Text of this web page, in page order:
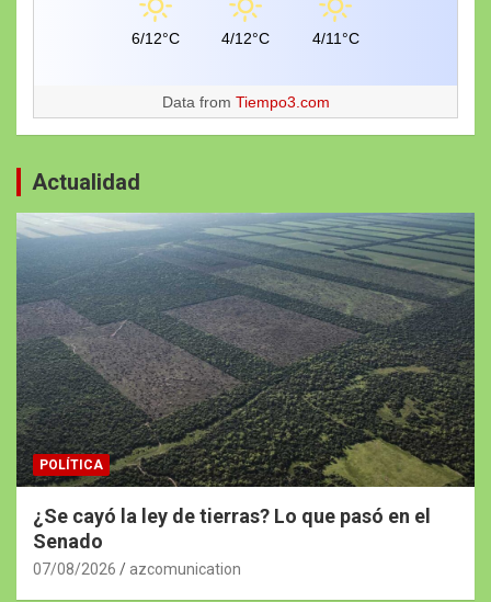
6/12°C 4/12°C 4/11°C
Data from Tiempo3.com
Actualidad
POLÍTICA
¿Se cayó la ley de tierras? Lo que pasó en el
Senado
07/08/2026 azcomunication